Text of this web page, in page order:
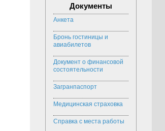
Документы
Анкета
Бронь гостиницы и
авиабилетов
Документ о финансовой
состоятельности
Загранпаспорт
Медицинская страховка
Справка с места работы